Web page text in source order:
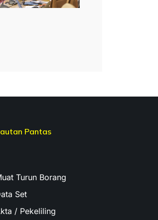
Pantas
Turun Borang
Set
/ Pekeliling